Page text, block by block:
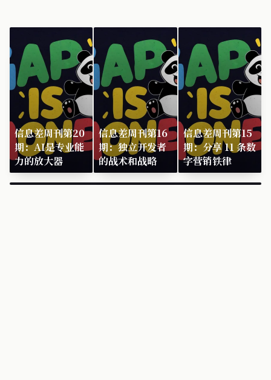
信息差周刊第20
期：AI是专业能
力的放大器
信息差周刊第16
期：独立开发者
的战术和战略
信息差周刊第15
期：分享 11 条数
字营销铁律